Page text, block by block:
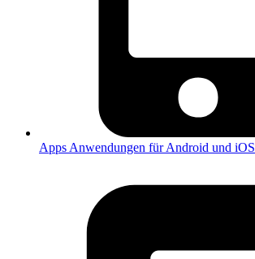
Apps Anwendungen für Android und iOS